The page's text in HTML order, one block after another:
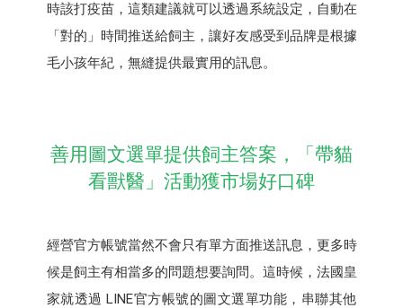
時該打疫苗，這類建議就可以透過系統設定，自動在
「對的」時間推送給飼主，讓好友感受到品牌是根據
毛小孩年紀，無縫提供最實用的訊息。
善用圖文選單提供飼主答案，「帶貓
看獸醫」活動獲市場好口碑
經營官方帳號當然不會只有單方面推送訊息，更多時
候是飼主有相當多的問題想要詢問。這時候，法國皇
家就透過 LINE官方帳號的圖文選單功能，串聯其他